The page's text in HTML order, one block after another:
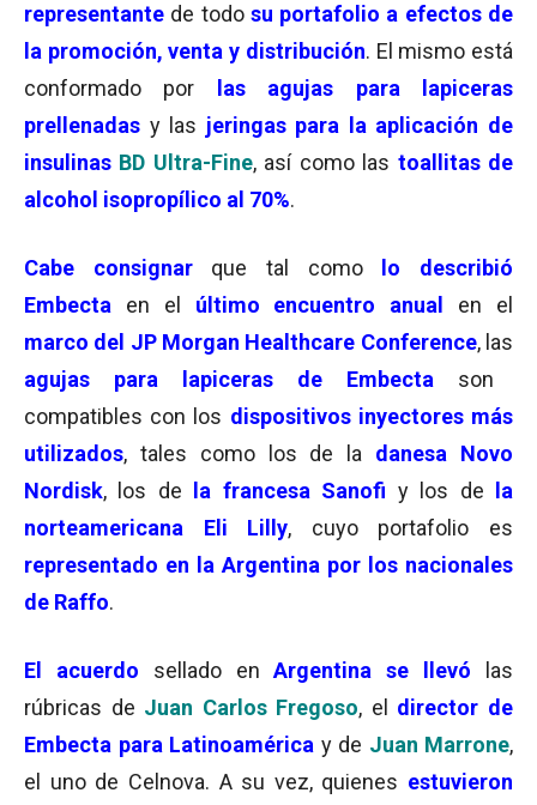
representante de todosu portafolio a efectos de
la promoción, venta y distribución. El mismo está
conformado por
las agujas para lapiceras
prellenadas y las jeringas para la aplicación de
insulinas BD Ultra-Fine, así como las toallitas de
alcohol isopropílico al 70%.
Cabe consignar que tal como
lo describió
Embecta
en el último encuentro anual
en el
marco del JP Morgan Healthcare Conference, las
agujas para lapiceras de Embecta son
compatibles con los dispositivos inyectores más
utilizados, tales como los de la danesa Novo
Nordisk, los de la francesa Sanofi y los de
la
norteamericana Eli Lilly, cuyo portafolio es
representado en la Argentina por los nacionales
de Raffo.
El acuerdo sellado en Argentina se llevó
las
rúbricas de Juan Carlos Fregoso, el director de
Embecta para Latinoamérica y de Juan Marrone,
el uno de Celnova. A su vez, quienes estuvieron